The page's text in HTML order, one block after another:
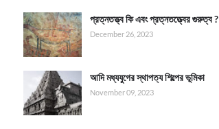
প্রত্নতত্ত্ব কি এবং প্রত্নতত্ত্বের গুরুত্ব ?
December 26, 2023
আদি মধ্যযুগের স্থাপত্য শিল্পের ভূমিকা
November 09, 2023